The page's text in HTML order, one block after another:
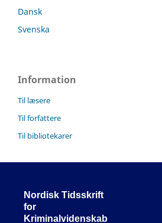
Dansk
Svenska
Information
Til læsere
Til forfattere
Til bibliotekarer
Nordisk Tidsskrift
for
Kriminalvidenskab